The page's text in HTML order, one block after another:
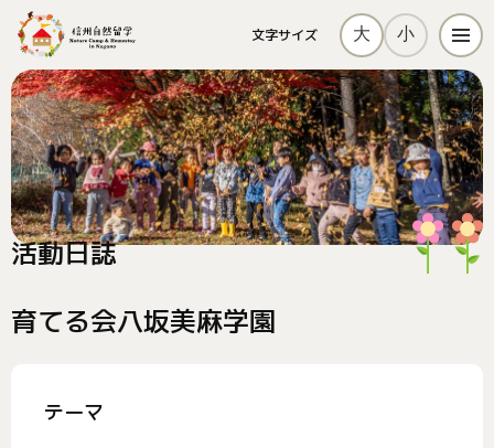
文字サイズ 大 小 メニ
活動日誌
育てる会八坂美麻学園
テーマ